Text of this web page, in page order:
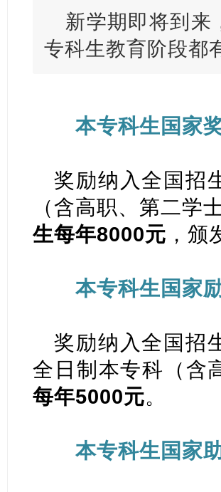
新学期即将到来
专科生教育阶段都
本专科生国家
奖励纳入全国招
（含高职、第二学
生每年8000元 ，
本专科生国家
奖励纳入全国招
全日制本专科（含
每年5000元。
本专科生国家